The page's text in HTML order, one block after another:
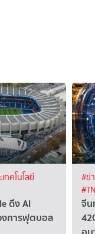
ทคโนโลยี
ดึง AI
งการฟุตบอล
#ข่
จี